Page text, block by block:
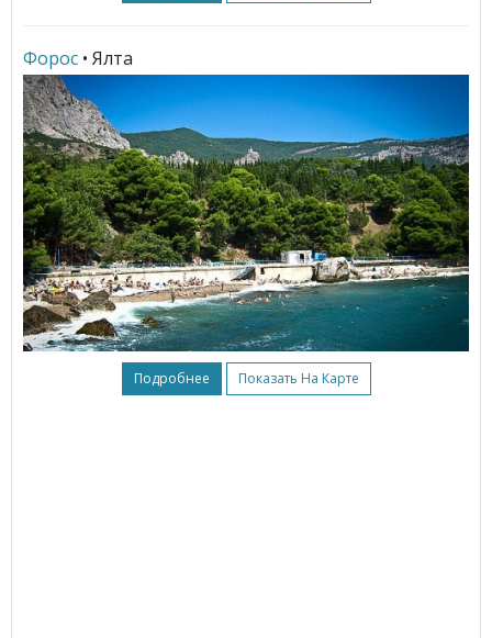
Форос • Ялта
Подробнее Показать На Карте